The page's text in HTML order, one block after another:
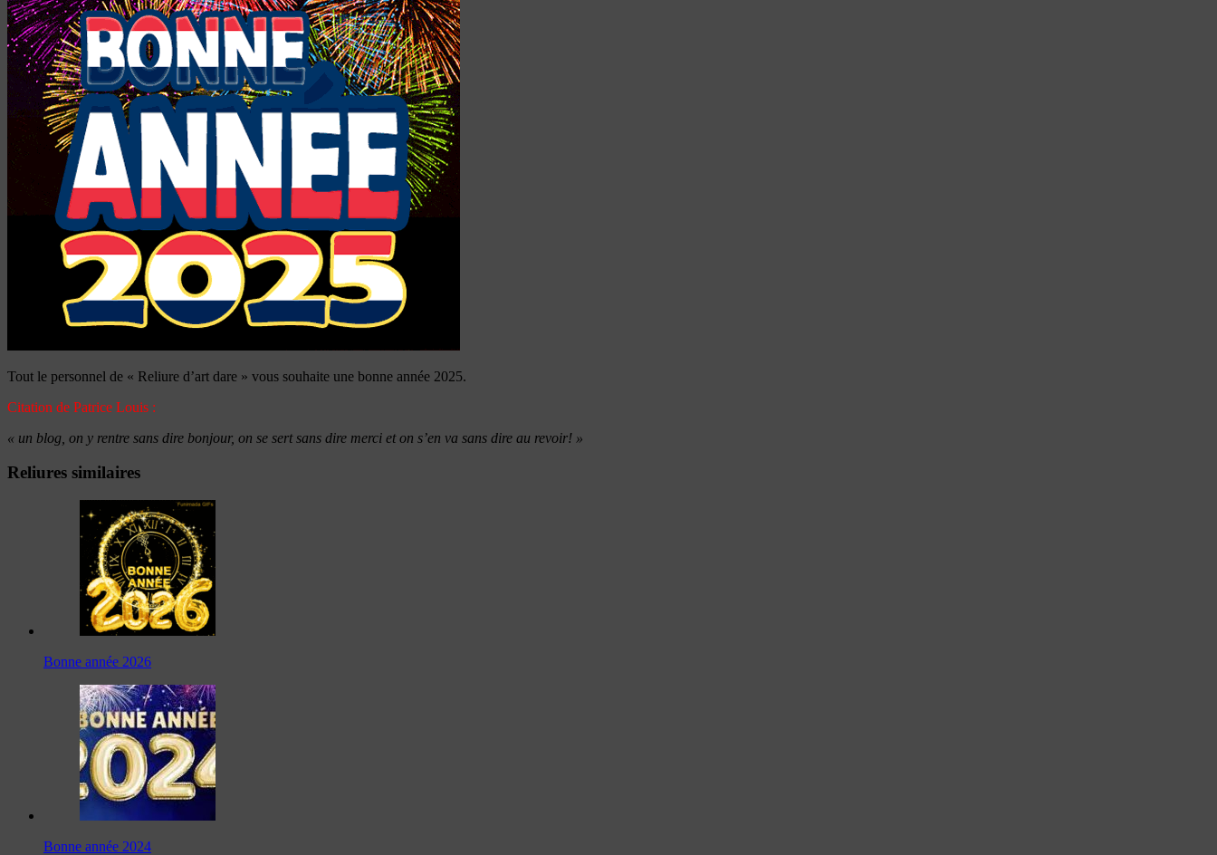
Tout le personnel de « Reliure d’art dare » vous souhaite une bonne année 2025.
Citation de Patrice Louis :
« un blog, on y rentre sans dire bonjour, on se sert sans dire merci et on s’en va sans dire au revoir! »
Reliures similaires
Bonne année 2026
Bonne année 2024